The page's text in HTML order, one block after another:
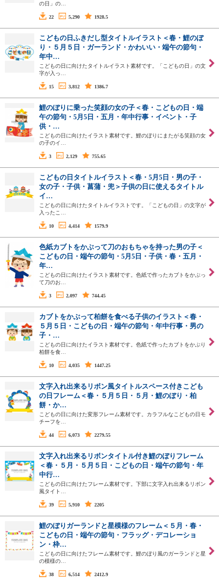
の日」の…
22 5,290 1928.5
こどもの日ふきだし型タイトルイラスト＜春・鯉のぼ
り・５月５日・ガーランド・かわいい・端午の節句・
年中…
こどもの日に向けたタイトルイラスト素材です。「こどもの日」の文
字が入っ…
15 3,812 1386.7
鯉のぼりに乗った笑顔の女の子＜春・こどもの日・端
午の節句・5月5日・五月・年中行事・イベント・子
供・…
こどもの日に向けたイラスト素材です。鯉のぼりにまたがる笑顔の女
の子のイ…
3 2,129 755.65
こどもの日タイトルイラスト＜春・5月5日・男の子・
女の子・子供・菖蒲・兜＞子供の日に使えるタイトル
イ…
こどもの日に向けたタイトルイラストです。「こどもの日」の文字が
入ったこ…
10 4,414 1579.9
色紙カブトをかぶって刀のおもちゃを持った男の子＜
こどもの日・端午の節句・5月5日・子供・春・五月・
年…
こどもの日に向けたイラスト素材です。色紙で作ったカブトをかぶっ
て刀のお…
3 2,097 744.45
カブトをかぶって柏餅を食べる子供のイラスト＜春・
５月５日・こどもの日・端午の節句・年中行事・男の
子・…
こどもの日に向けたイラスト素材です。色紙で作ったカブトをかぶり
柏餅を食…
10 4,035 1447.25
文字入れ出来るリボン風タイトルスペース付きこども
の日フレーム＜春・５月５日・５月・鯉のぼり・柏
餅・か…
こどもの日に向けた変形フレーム素材です。カラフルなこどもの日モ
チーフを…
44 6,073 2279.55
文字入れ出来るリボンタイトル付き鯉のぼりフレーム
＜春・５月・５月５日・こどもの日・端午の節句・年
中行…
こどもの日に向けたフレーム素材です。下部に文字入れ出来るリボン
風タイト…
39 5,910 2205
鯉のぼりガーランドと星模様のフレーム＜５月・春・
こどもの日・端午の節句・フラッグ・デコレーショ
ン・枠…
こどもの日に向けたフレーム素材です。鯉のぼり風のガーランドと星
の模様の…
38 6,514 2412.9